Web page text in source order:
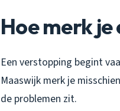
Hoe merk
Een verstopping begint
Maaswijk merk je
de problemen zit.